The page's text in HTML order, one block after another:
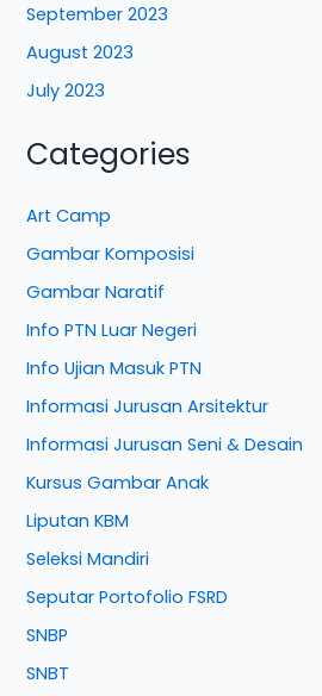
September 2023
August 2023
July 2023
Categories
Art Camp
Gambar Komposisi
Gambar Naratif
Info PTN Luar Negeri
Info Ujian Masuk PTN
Informasi Jurusan Arsitektur
Informasi Jurusan Seni & Desain
Kursus Gambar Anak
Liputan KBM
Seleksi Mandiri
Seputar Portofolio FSRD
SNBP
SNBT